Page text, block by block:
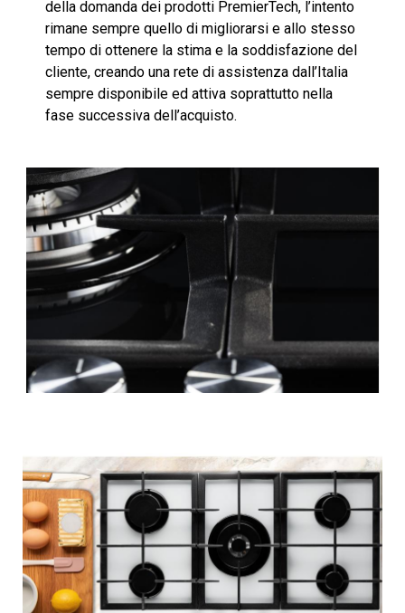
della domanda dei prodotti PremierTech, l’intento
rimane sempre quello di migliorarsi e allo stesso
tempo di ottenere la stima e la soddisfazione del
cliente, creando una rete di assistenza dall’Italia
sempre disponibile ed attiva soprattutto nella
fase successiva dell’acquisto.